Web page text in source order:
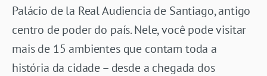
Palácio de la Real Audiencia de Santiago, antigo
centro de poder do país. Nele, você pode visitar
mais de 15 ambientes que contam toda a
história da cidade – desde a chegada dos